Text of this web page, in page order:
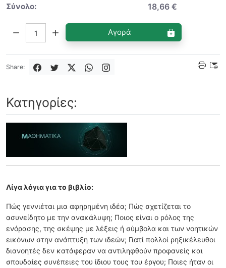
Σύνολο: 18,66 €
Αγορά
Share:
Κατηγορίες:
Λίγα λόγια για το βιβλίο:
Πώς γεννιέται μια αφηρημένη ιδέα; Πώς σχετίζεται το
ασυνείδητο με την ανακάλυψη; Ποιος είναι ο ρόλος της
ενόρασης, της σκέψης με λέξεις ή σύμβολα και των νοητικών
εικόνων στην ανάπτυξη των ιδεών; Γιατί πολλοί ρηξικέλευθοι
διανοητές δεν κατάφεραν να αντιληφθούν προφανείς και
σπουδαίες συνέπειες του ίδιου τους του έργου; Ποιες ήταν οι